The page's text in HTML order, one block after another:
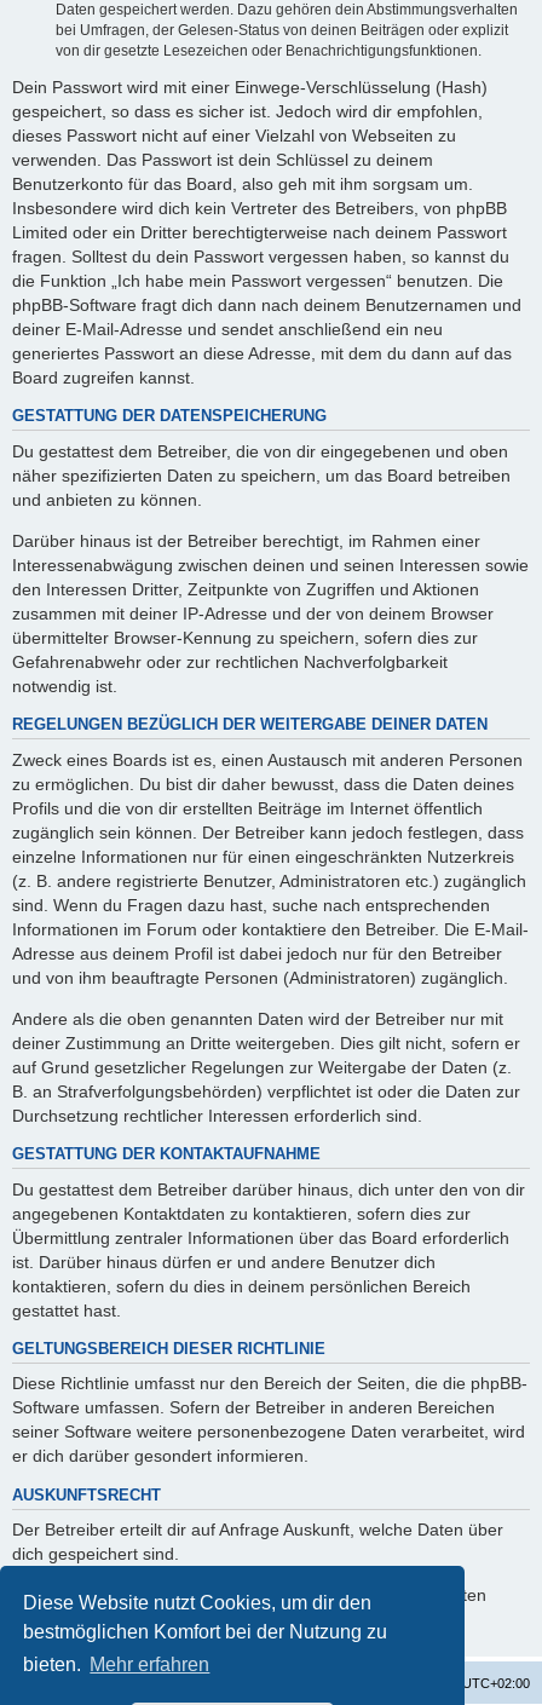
Diese Website nutzt Cookies, um dir den
bestmöglichen Komfort bei der Nutzung zu
bieten. Mehr erfahren
Daten gespeichert werden. Dazu gehören dein Abstimmungsverhalten
bei Umfragen, der Gelesen-Status von deinen Beiträgen oder explizit
von dir gesetzte Lesezeichen oder Benachrichtigungsfunktionen.
Dein Passwort wird mit einer Einwege-Verschlüsselung (Hash)
gespeichert, so dass es sicher ist. Jedoch wird dir empfohlen,
dieses Passwort nicht auf einer Vielzahl von Webseiten zu
verwenden. Das Passwort ist dein Schlüssel zu deinem
Benutzerkonto für das Board, also geh mit ihm sorgsam um.
Insbesondere wird dich kein Vertreter des Betreibers, von phpBB
Limited oder ein Dritter berechtigterweise nach deinem Passwort
fragen. Solltest du dein Passwort vergessen haben, so kannst du
die Funktion „Ich habe mein Passwort vergessen“ benutzen. Die
phpBB-Software fragt dich dann nach deinem Benutzernamen und
deiner E-Mail-Adresse und sendet anschließend ein neu
generiertes Passwort an diese Adresse, mit dem du dann auf das
Board zugreifen kannst.
GESTATTUNG DER DATENSPEICHERUNG
Du gestattest dem Betreiber, die von dir eingegebenen und oben
näher spezifizierten Daten zu speichern, um das Board betreiben
und anbieten zu können.
Darüber hinaus ist der Betreiber berechtigt, im Rahmen einer
Interessenabwägung zwischen deinen und seinen Interessen sowie
den Interessen Dritter, Zeitpunkte von Zugriffen und Aktionen
zusammen mit deiner IP-Adresse und der von deinem Browser
übermittelter Browser-Kennung zu speichern, sofern dies zur
Gefahrenabwehr oder zur rechtlichen Nachverfolgbarkeit
notwendig ist.
REGELUNGEN BEZÜGLICH DER WEITERGABE DEINER DATEN
Zweck eines Boards ist es, einen Austausch mit anderen Personen
zu ermöglichen. Du bist dir daher bewusst, dass die Daten deines
Profils und die von dir erstellten Beiträge im Internet öffentlich
zugänglich sein können. Der Betreiber kann jedoch festlegen, dass
einzelne Informationen nur für einen eingeschränkten Nutzerkreis
(z. B. andere registrierte Benutzer, Administratoren etc.) zugänglich
sind. Wenn du Fragen dazu hast, suche nach entsprechenden
Informationen im Forum oder kontaktiere den Betreiber. Die E-Mail-
Adresse aus deinem Profil ist dabei jedoch nur für den Betreiber
und von ihm beauftragte Personen (Administratoren) zugänglich.
Andere als die oben genannten Daten wird der Betreiber nur mit
deiner Zustimmung an Dritte weitergeben. Dies gilt nicht, sofern er
auf Grund gesetzlicher Regelungen zur Weitergabe der Daten (z.
B. an Strafverfolgungsbehörden) verpflichtet ist oder die Daten zur
Durchsetzung rechtlicher Interessen erforderlich sind.
GESTATTUNG DER KONTAKTAUFNAHME
Du gestattest dem Betreiber darüber hinaus, dich unter den von dir
angegebenen Kontaktdaten zu kontaktieren, sofern dies zur
Übermittlung zentraler Informationen über das Board erforderlich
ist. Darüber hinaus dürfen er und andere Benutzer dich
kontaktieren, sofern du dies in deinem persönlichen Bereich
gestattet hast.
GELTUNGSBEREICH DIESER RICHTLINIE
Diese Richtlinie umfasst nur den Bereich der Seiten, die die phpBB-
Software umfassen. Sofern der Betreiber in anderen Bereichen
seiner Software weitere personenbezogene Daten verarbeitet, wird
er dich darüber gesondert informieren.
AUSKUNFTSRECHT
Der Betreiber erteilt dir auf Anfrage Auskunft, welche Daten über
dich gespeichert sind.
Du kannst jederzeit die Löschung bzw. Sperrung deiner Daten
verlangen. Kontaktiere hierzu bitte den Betreiber.
UTC+02:00